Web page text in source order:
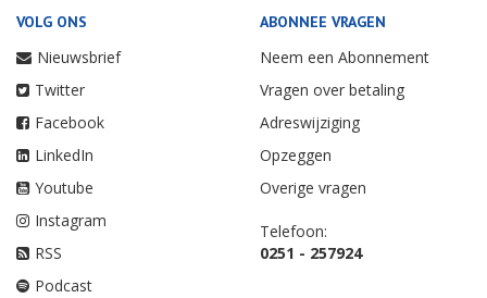
VOLG ONS
Nieuwsbrief
Twitter
Facebook
LinkedIn
Youtube
Instagram
RSS
Podcast
ABONNEE VRAGEN
Neem een Abonnement
Vragen over betaling
Adreswijziging
Opzeggen
Overige vragen
Telefoon:
0251 - 257924